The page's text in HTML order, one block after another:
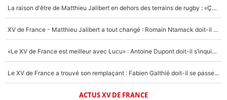
La raison d'être de Matthieu Jalibert en dehors des terrains de rugby : «Ça m'atteint autant que si tu touches à un membre de ma famille»
XV de France - Matthieu Jalibert a tout changé : Romain Ntamack doit-il s’inquiéter pour sa place à un an de la Coupe du monde ?
«Le XV de France est meilleur avec Lucu» : Antoine Dupont doit-il s’inquiéter pour sa place ?
Le XV de France a trouvé son remplaçant : Fabien Galthié doit-il se passer d'Antoine Dupont ?
ACTUS XV DE FRANCE